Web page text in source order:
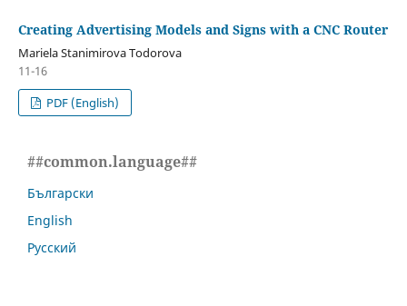
Creating Advertising Models and Signs with a CNC Router
Mariela Stanimirova Todorova
11-16
PDF (English)
##common.language##
Български
English
Русский